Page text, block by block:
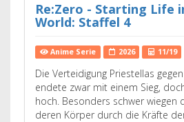
Re:Zero - Starting Life
World: Staffel 4
Anime Serie 2026 11/19
Die Verteidigung Priestellas
endete zwar mit einem Sieg,
hoch. Besonders schwer wiegen
deren Körper durch die Kräfte